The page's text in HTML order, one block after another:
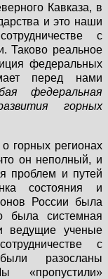
Кавказа, в
и это наши
с
Таково реальное
федеральных
перед нами
федеральная
горных
горных регионах
он неполный, и
проблем и путей
состояния и
России была
была системная
ведущие ученые
с
разосланы
«пропустили»